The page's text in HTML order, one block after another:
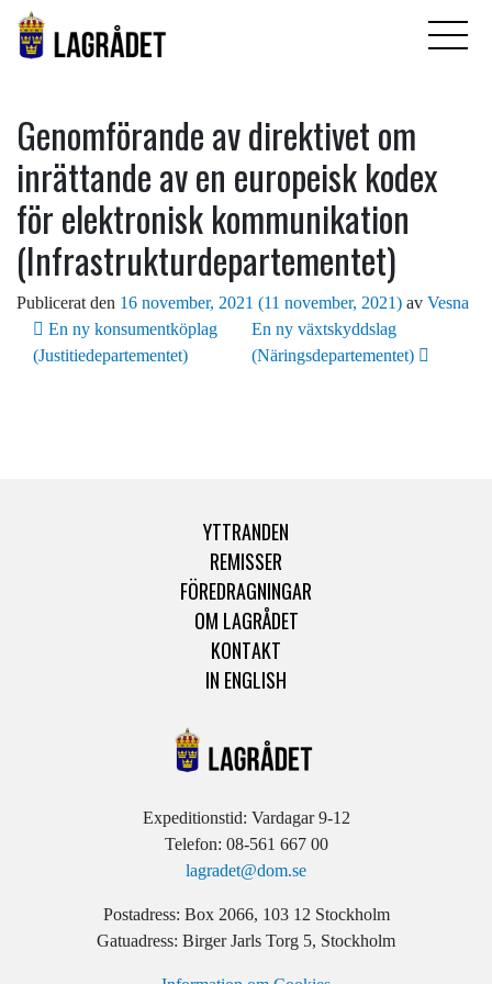
Genomförande av direktivet om
inrättande av en europeisk kodex
för elektronisk kommunikation
(Infrastrukturdepartementet)
Publicerat den 16 november, 2021 (11 november, 2021) av Vesna
Inläggsnavigering
En ny konsumentköplag
(Justitiedepartementet)
En ny växtskyddslag
(Näringsdepartementet)
YTTRANDEN
REMISSER
FÖREDRAGNINGAR
OM LAGRÅDET
KONTAKT
IN ENGLISH
Expeditionstid: Vardagar 9-12
Telefon: 08-561 667 00
lagradet@dom.se
Postadress: Box 2066, 103 12 Stockholm
Gatuadress: Birger Jarls Torg 5, Stockholm